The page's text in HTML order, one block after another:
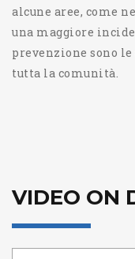
alcune aree, come
una maggiore
prevenzione sono
tutta la comunità.
VIDEO ON